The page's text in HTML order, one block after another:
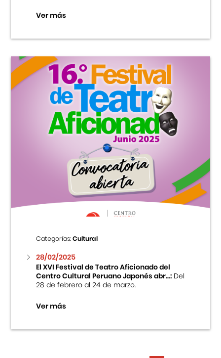
Ver más
Categorías:Cultural
28/02/2025
El XVI Festival de Teatro Aficionado del
Centro Cultural Peruano Japonés abr...:Del
28 de febrero al 24 de marzo.
Ver más